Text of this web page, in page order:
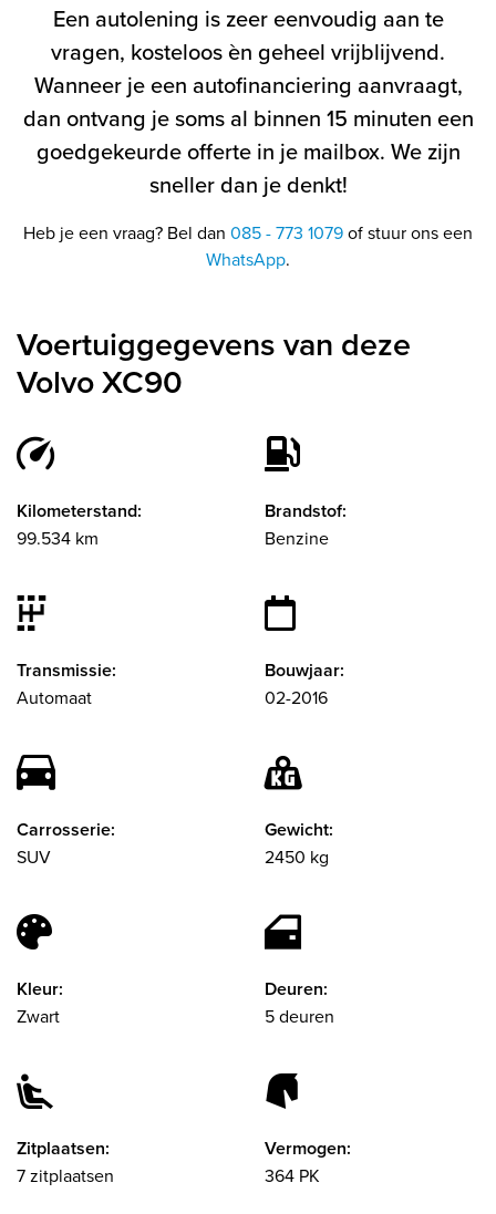
Een autolening is zeer eenvoudig aan te
vragen, kosteloos èn geheel vrijblijvend.
Wanneer je een autofinanciering aanvraagt,
dan ontvang je soms al binnen 15 minuten een
goedgekeurde offerte in je mailbox. We zijn
sneller dan je denkt!
Heb je een vraag? Bel dan 085 - 773 1079of stuur ons een
WhatsApp.
Voertuiggegevens van deze
Volvo XC90
Kilometerstand:
99.534 km
Brandstof:
Benzine
Transmissie:
Automaat
Bouwjaar:
02-2016
Carrosserie:
SUV
Gewicht:
2450 kg
Kleur:
Zwart
Deuren:
5 deuren
Zitplaatsen:
7 zitplaatsen
Vermogen:
364 PK